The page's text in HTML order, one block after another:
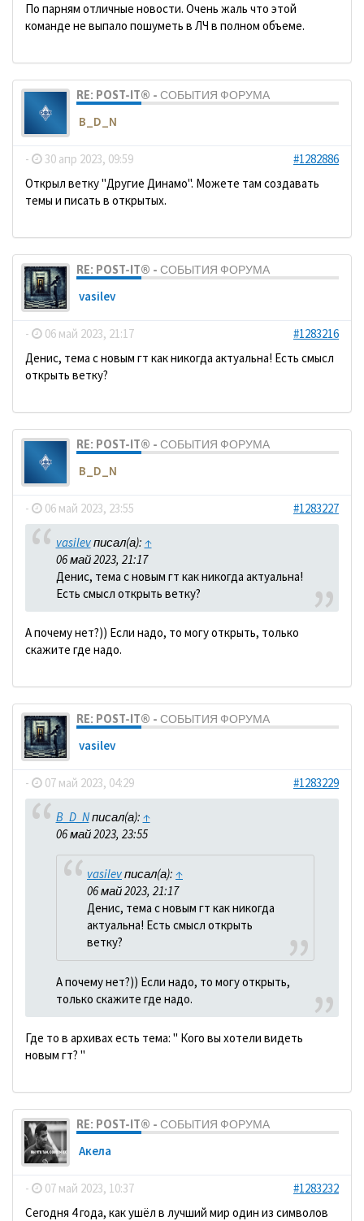
По парням отличные новости. Очень жаль что этой
команде не выпало пошуметь в ЛЧ в полном объеме.
RE: POST-IT® - СОБЫТИЯ ФОРУМА
B_D_N
- 30 апр 2023, 09:59
#1282886
Открыл ветку "Другие Динамо". Можете там создавать
темы и писать в открытых.
RE: POST-IT® - СОБЫТИЯ ФОРУМА
vasilev
- 06 май 2023, 21:17
#1283216
Денис, тема с новым гт как никогда актуальна! Есть смысл
открыть ветку?
RE: POST-IT® - СОБЫТИЯ ФОРУМА
B_D_N
- 06 май 2023, 23:55 #1283227
vasilevписал(а): ↑
06 май 2023, 21:17
Денис, тема с новым гт как никогда актуальна!
Есть смысл открыть ветку?
А почему нет?)) Если надо, то могу открыть, только
скажите где надо.
RE: POST-IT® - СОБЫТИЯ ФОРУМА
vasilev
- 07 май 2023, 04:29 #1283229
B_D_Nписал(а): ↑
06 май 2023, 23:55
vasilevписал(а): ↑
06 май 2023, 21:17
Денис, тема с новым гт как никогда
актуальна! Есть смысл открыть
ветку?
А почему нет?)) Если надо, то могу открыть,
только скажите где надо.
Где то в архивах есть тема: " Кого вы хотели видеть
новым гт? "
RE: POST-IT® - СОБЫТИЯ ФОРУМА
Акела
- 07 май 2023, 10:37
#1283232
Сегодня 4 года, как ушёл в лучший мир один из символов